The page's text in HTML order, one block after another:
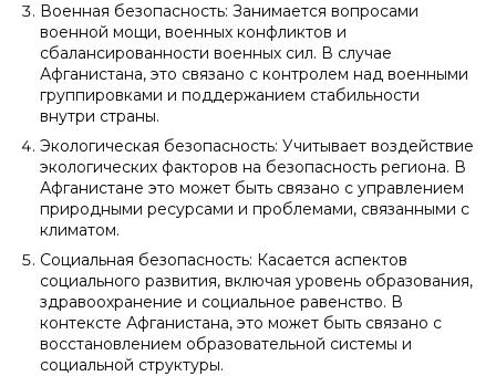
Военная безопасность: Занимается вопросами
военной мощи, военных конфликтов и
сбалансированности военных сил. В случае
Афганистана, это связано с контролем над военными
группировками и поддержанием стабильности
внутри страны.
Экологическая безопасность: Учитывает воздействие
экологических факторов на безопасность региона. В
Афганистане это может быть связано с управлением
природными ресурсами и проблемами, связанными с
климатом.
Социальная безопасность: Касается аспектов
социального развития, включая уровень образования,
здравоохранение и социальное равенство. В
контексте Афганистана, это может быть связано с
восстановлением образовательной системы и
социальной структуры.